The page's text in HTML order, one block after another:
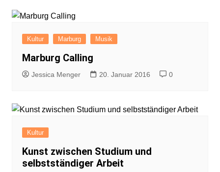
Kultur Marburg Musik
Marburg Calling
Jessica Menger 20. Januar 2016 0
Kultur
Kunst zwischen Studium und
selbstständiger Arbeit